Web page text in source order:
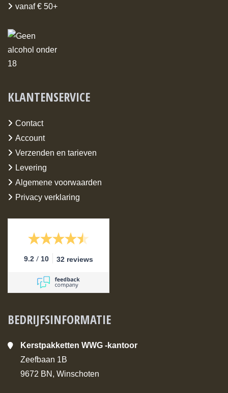
vanaf € 50+
KLANTENSERVICE
Contact
Account
Verzenden en tarieven
Levering
Algemene voorwaarden
Privacy verklaring
9.2 / 10 32 reviews
BEDRIJFSINFORMATIE
Kerstpakketten WWG -kantoor
Zeefbaan 1B
9672 BN, Winschoten